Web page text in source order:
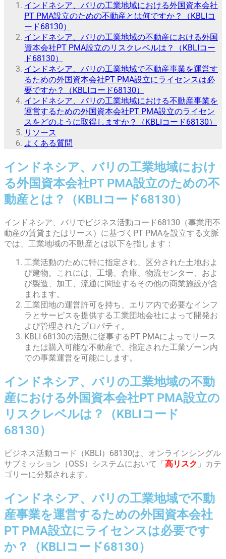
インドネシア、バリの工業地域における外国資本会社
PT PMA設立のための不動産とは何ですか？（KBLIコ
ード68130）
インドネシア、バリの工業地域の不動産における外国
資本会社PT PMA設立のリスクレベルは？（KBLIコー
ド68130）
インドネシア、バリの工業地域で不動産事業を運営す
るための外国資本会社PT PMA設立にライセンスは必
要ですか？（KBLIコード68130）
インドネシア、バリの工業地域における不動産事業を
運営するための外国資本会社PT PMA設立のライセン
スをどのように取得しますか？（KBLIコード68130）
リソース
よくある質問
インドネシア、バリの工業地域におけ
る外国資本会社PT PMA設立のための不
動産とは？（KBLIコード68130）
インドネシア、バリでビジネス活動コード68130（事業用不
動産の賃貸またはリース）に基づくPT PMAを設立する文脈
では、工業地域の不動産とは以下を指します：
工業活動のために特に指定され、区分された土地およ
び建物。これには、工場、倉庫、物流センター、およ
び製造、加工、流通に関連するその他の商業施設が含
まれます。
工業団地の運営許可を持ち、エリア内で必要なインフ
ラとサービスを提供する工業団地会社によって開発お
よび管理されたプロパティ。
KBLI 68130の活動に従事するPT PMAによってリース
または購入可能な不動産で、指定された工業ゾーン内
での事業運営を可能にします。
インドネシア、バリの工業地域の不動
産における外国資本会社PT PMA設立の
リスクレベルは？（KBLIコード
68130）
ビジネス活動コード（KBLI）68130は、オンラインシングル
サブミッション（OSS）システムにおいて「 高リスク 」カテ
ゴリーに分類されます。
インドネシア、バリの工業地域で不動
産事業を運営するための外国資本会社
PT PMA設立にライセンスは必要です
か？（KBLIコード68130）